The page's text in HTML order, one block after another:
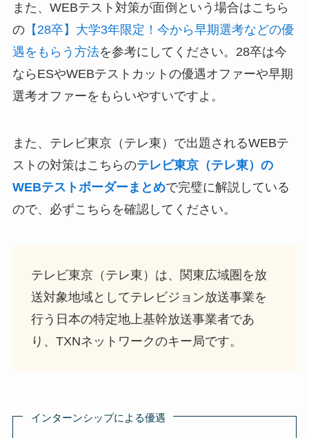
また、WEBテスト対策が面倒という場合はこちら
の【28卒】大学3年限定！今から早期選考などの優
遇をもらう方法を参考にしてください。28卒は今
ならESやWEBテストカットの優遇オファーや早期
選考オファーをもらいやすいですよ。
また、テレビ東京（テレ東）で出題されるWEBテ
ストの対策はこちらのテレビ東京（テレ東）の
WEBテストボーダーまとめで完璧に解説している
ので、必ずこちらを確認してください。
テレビ東京（テレ東）は、関東広域圏を放
送対象地域としてテレビジョン放送事業を
行う日本の特定地上基幹放送事業者であ
り、TXNネットワークのキー局です。
インターンシップによる優遇